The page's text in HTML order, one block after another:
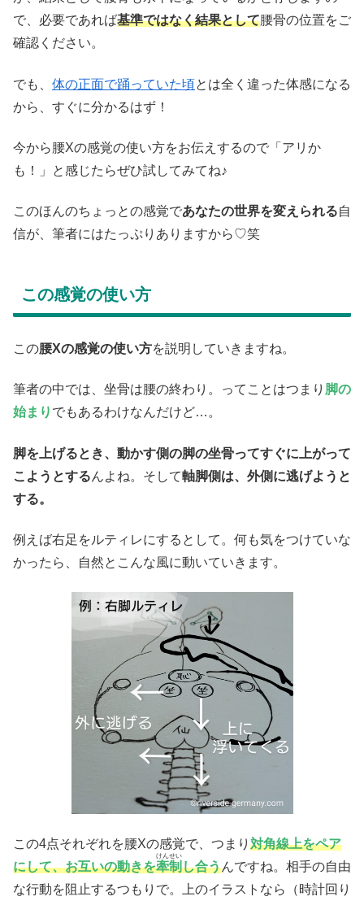
で、必要であれば基準ではなく結果として腰骨の位置をご
確認ください。
でも、 体の正面で踊っていた頃とは全く違った体感になる
から、すぐに分かるはず！
今から腰Xの感覚の使い方をお伝えするので「アリか
も！」と感じたらぜひ試してみてね♪
このほんのちょっとの感覚であなたの世界を変えられる自
信が、筆者にはたっぷりありますから♡笑
この感覚の使い方
この腰Xの感覚の使い方を説明していきますね。
筆者の中では、坐骨は腰の終わり。ってことはつまり 脚の
始まり でもあるわけなんだけど…。
脚を上げるとき、動かす側の脚の坐骨ってすぐに上がって
こようとするんよね。そして軸脚側は、外側に逃げようと
する。
例えば右足をルティレにするとして。何も気をつけていな
かったら、自然とこんな風に動いていきます。
この4点それぞれを腰Xの感覚で、つまり 対角線上をペア
にして、お互いの動きを牽制
けんせい
し合うんですね。相手の自由
な行動を阻止するつもりで。上のイラストなら（時計回り